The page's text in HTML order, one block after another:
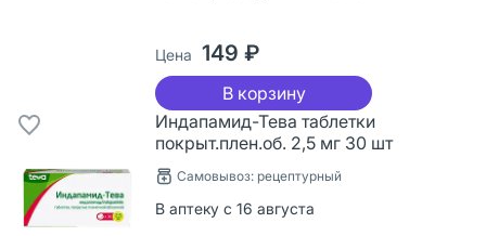
Цена 149 ₽
В корзину
Индапамид-Тева таблетки
покрыт.плен.об. 2,5 мг 30 шт
Самовывоз: рецептурный
В аптеку с 16 августа